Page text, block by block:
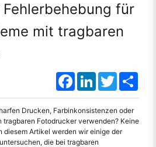
für
mit tragbaren
FacebookLinkedInTwitter
Drucken, Farbinkonsistenzen oder
tragbaren Fotodrucker verwenden? Keine
diesem Artikel werden wir einige der
die bei tragbaren